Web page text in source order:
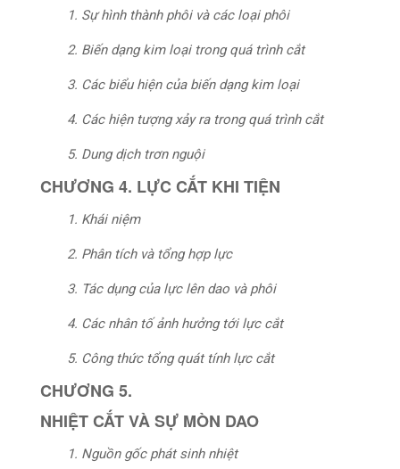
1. Sự hình thành phôi và các loại phôi
2. Biến dạng kim loại trong quá trình cắt
3. Các biểu hiện của biến dạng kim loại
4. Các hiện tượng xảy ra trong quá trình cắt
5. Dung dịch trơn nguội
CHƯƠNG 4. LỰC CẮT KHI TIỆN
1. Khái niệm
2. Phân tích và tổng hợp lực
3. Tác dụng của lực lên dao và phôi
4. Các nhân tố ảnh hưởng tới lực cắt
5. Công thức tổng quát tính lực cắt
CHƯƠNG 5.
NHIỆT CẮT VÀ SỰ MÒN DAO
1. Nguồn gốc phát sinh nhiệt